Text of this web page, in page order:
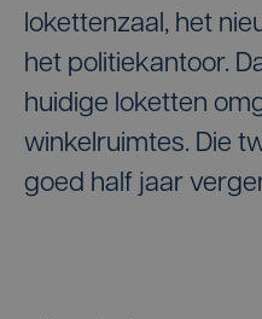
lokettenzaal, het
het politiekantoor.
huidige loketten
winkelruimtes. Die
goed half jaar